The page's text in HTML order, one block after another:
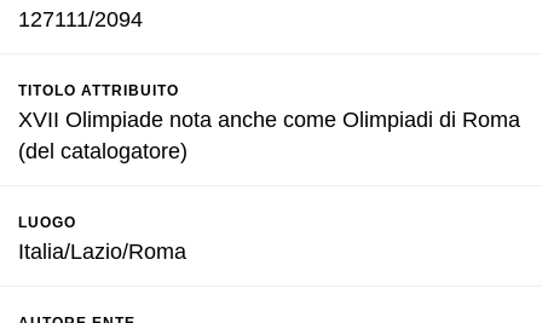
127111/2094
TITOLO ATTRIBUITO
XVII Olimpiade nota anche come Olimpiadi di Roma
(del catalogatore)
LUOGO
Italia/Lazio/Roma